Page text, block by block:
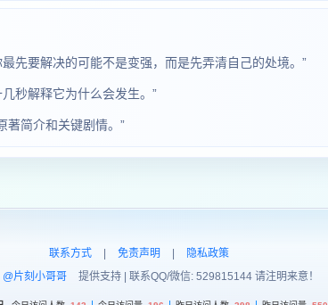
先要解决的可能不是变强，而是先弄清自己的处境。”
秒解释它为什么会发生。”
著简介和关键剧情。”
联系方式 免责声明
隐私政策
@片刻小哥哥 提供支持 | 联系QQ/微信: 529815144 请注明来意！